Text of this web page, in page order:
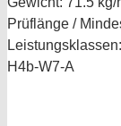
Prüflänge /
Leistungsklassen:
H4b-W7-A